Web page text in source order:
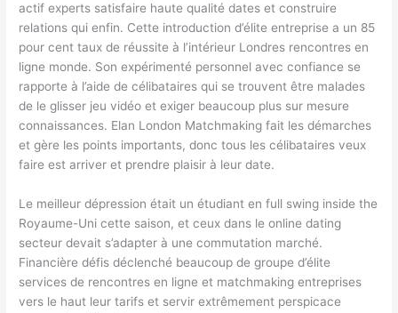
actif experts satisfaire haute qualité dates et construire
relations qui enfin. Cette introduction d’élite entreprise a un 85
pour cent taux de réussite à l’intérieur Londres rencontres en
ligne monde. Son expérimenté personnel avec confiance se
rapporte à l’aide de célibataires qui se trouvent être malades
de le glisser jeu vidéo et exiger beaucoup plus sur mesure
connaissances. Elan London Matchmaking fait les démarches
et gère les points importants, donc tous les célibataires veux
faire est arriver et prendre plaisir à leur date.
Le meilleur dépression était un étudiant en full swing inside the
Royaume-Uni cette saison, et ceux dans le online dating
secteur devait s’adapter à une commutation marché.
Financière défis déclenché beaucoup de groupe d’élite
services de rencontres en ligne et matchmaking entreprises
vers le haut leur tarifs et servir extrêmement perspicace